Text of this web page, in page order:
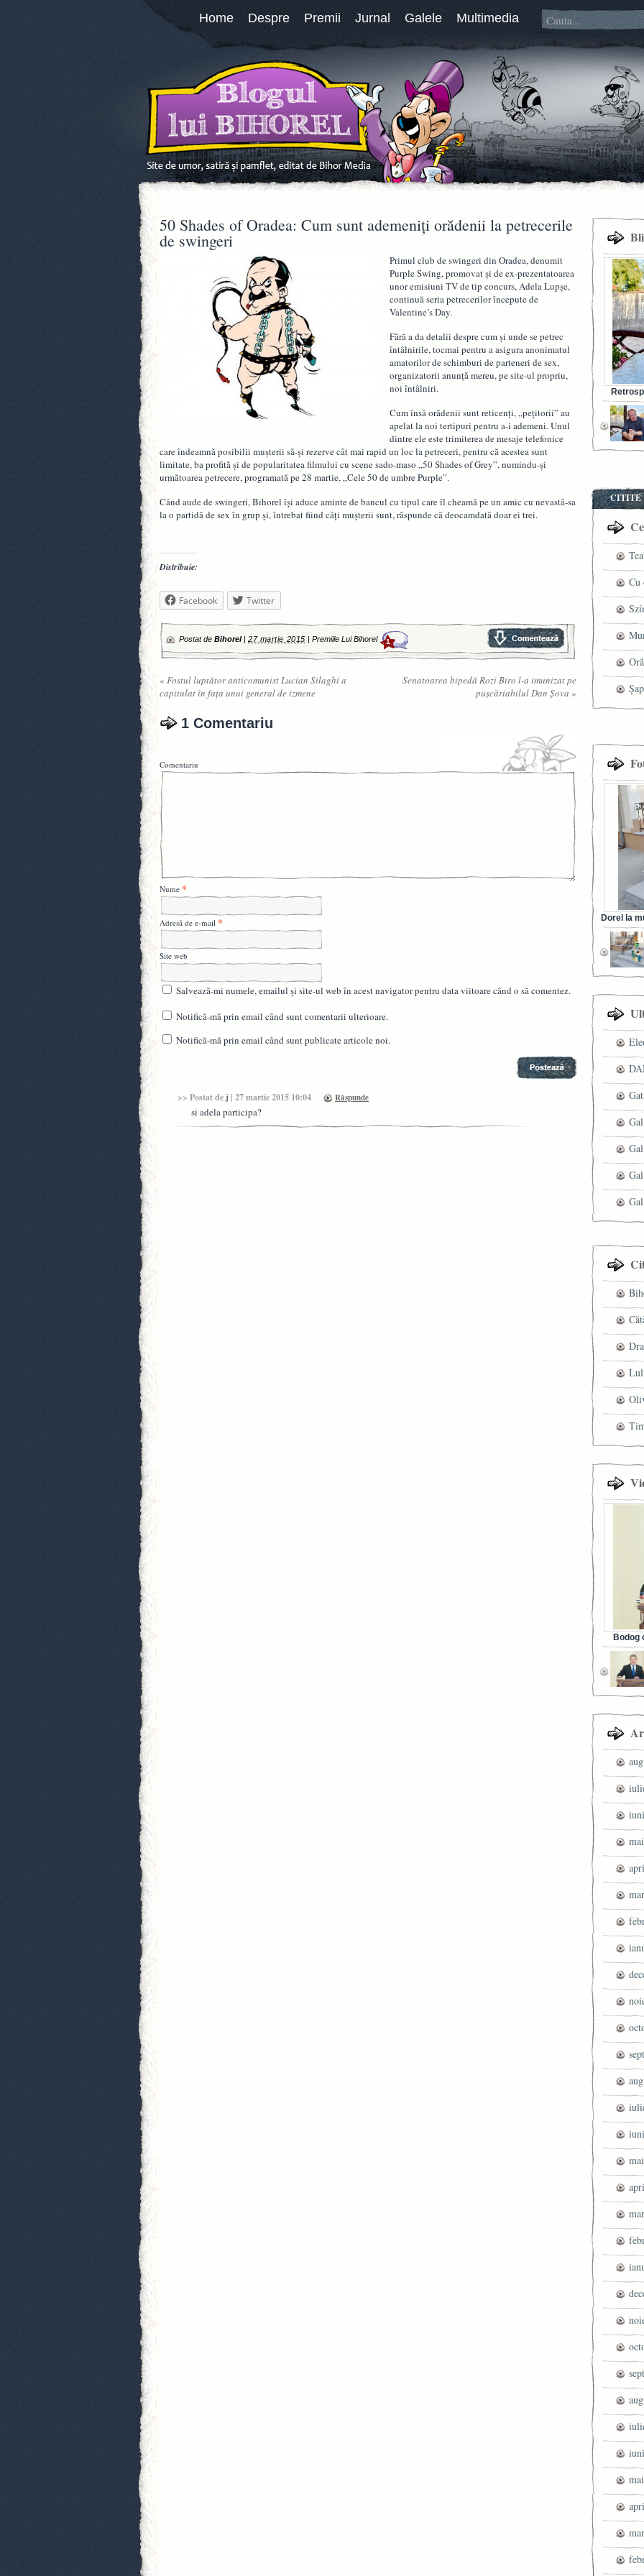
Home Despre Premii Jurnal Galele Multimedia
50 Shades of Oradea: Cum sunt ademeniţi orădenii la petrecerile
de swingeri
Primul club de swingeri din Oradea, denumit
Purple Swing, promovat şi de ex-prezentatoarea
unor emisiuni TV de tip concurs, Adela Lupşe,
continuă seria petrecerilor începute de
Valentine’s Day.
Fără a da detalii despre cum şi unde se petrec
întâlnirile, tocmai pentru a asigura anonimatul
amatorilor de schimburi de parteneri de sex,
organizatorii anunţă mereu, pe site-ul propriu,
noi întâlniri.
Cum însă orădenii sunt reticenţi, „peţitorii” au
apelat la noi tertipuri pentru a-i ademeni. Unul
dintre ele este trimiterea de mesaje telefonice
care îndeamnă posibilii muşterii să-şi rezerve cât mai rapid un loc la petreceri, pentru că acestea sunt
limitate, ba profită şi de popularitatea filmului cu scene sado-maso „50 Shades of Grey”, numindu-şi
următoarea petrecere, programată pe 28 martie, „Cele 50 de umbre Purple”.
Când aude de swingeri, Bihorel îşi aduce aminte de bancul cu tipul care îl cheamă pe un amic cu nevastă-sa
la o partidă de sex în grup şi, întrebat fiind câţi muşterii sunt, răspunde că deocamdată doar ei trei.
Distribuie:
Facebook Twitter
Postat de Bihorel| 27 martie 2015 | Premiile Lui Bihorel 1
« Fostul luptător anticomunist Lucian Silaghi a
capitulat în faţa unui general de izmene
Senatoarea bipedă Rozi Biro l-a imunizat pe
puşcăriabilul Dan Şova »
1 Comentariu
Comentariu
Nume *
Adresă de e-mail *
Site web
Salvează-mi numele, emailul și site-ul web în acest navigator pentru data viitoare când o să comentez.
Notifică-mă prin email când sunt comentarii ulterioare.
Notifică-mă prin email când sunt publicate articole noi.
>> Postat de j | 27 martie 2015 10:04 Răspunde
si adela participa?
Bunul
CITITE
Cu
Dorel la
din
Bodog